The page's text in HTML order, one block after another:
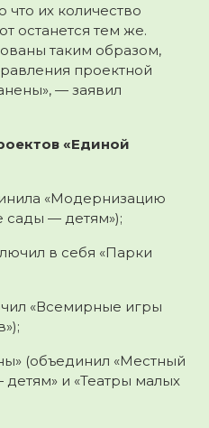
что их количество
останется тем же.
таким образом,
проектной
— заявил
«Единой
«Модернизацию
сады — детям»);
в себя «Парки
«Всемирные игры
(объединил «Местный
детям» и «Театры малых